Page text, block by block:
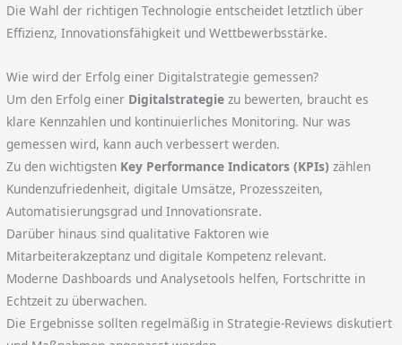
Die Wahl der richtigen Technologie entscheidet letztlich über
Effizienz, Innovationsfähigkeit und Wettbewerbsstärke.
Wie wird der Erfolg einer Digitalstrategie gemessen?
Um den Erfolg einer Digitalstrategie zu bewerten, braucht es
klare Kennzahlen und kontinuierliches Monitoring. Nur was
gemessen wird, kann auch verbessert werden.
Zu den wichtigsten Key Performance Indicators (KPIs) zählen
Kundenzufriedenheit, digitale Umsätze, Prozesszeiten,
Automatisierungsgrad und Innovationsrate.
Darüber hinaus sind qualitative Faktoren wie
Mitarbeiterakzeptanz und digitale Kompetenz relevant.
Moderne Dashboards und Analysetools helfen, Fortschritte in
Echtzeit zu überwachen.
Die Ergebnisse sollten regelmäßig in Strategie-Reviews diskutiert